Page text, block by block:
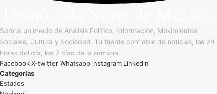
Somos un medio de Análisis Político, Información, Movimientos
Sociales, Cultura y Sociedad. Tu fuente confiable de noticias, las 24
horas del día, los 7 días de la semana.
Facebook X-twitter Whatsapp Instagram Linkedin
Categorías
Estados